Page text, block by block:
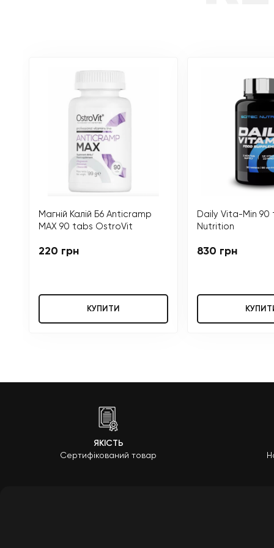
Магній Калій Б6 Anticramp
MAX 90 tabs OstroVit
220 грн
КУПИТИ
Daily Vita-Min
Nutrition
830 грн
ЯКІСТЬ
Сертифікований товар